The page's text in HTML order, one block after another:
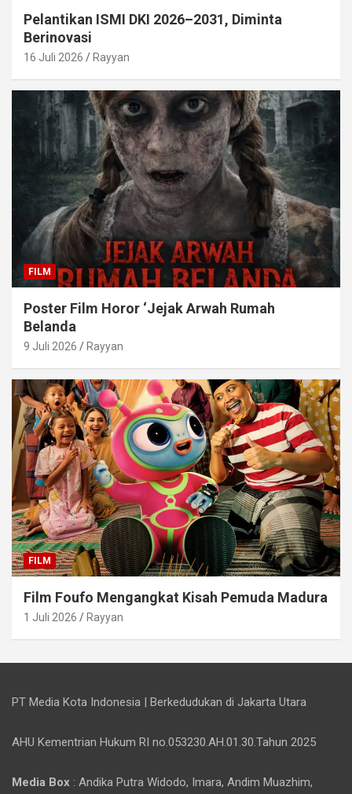
Pelantikan ISMI DKI 2026–2031, Diminta
Berinovasi
16 Juli 2026 Rayyan
FILM
Poster Film Horor ‘Jejak Arwah Rumah
Belanda
9 Juli 2026 Rayyan
FILM
Film Foufo Mengangkat Kisah Pemuda Madura
1 Juli 2026 Rayyan
PT Media Kota Indonesia | Berkedudukan di Jakarta Utara
AHU Kementrian Hukum RI no.053230.AH.01.30.Tahun 2025
Media Box : Andika Putra Widodo, Imara, Andim Muazhim,